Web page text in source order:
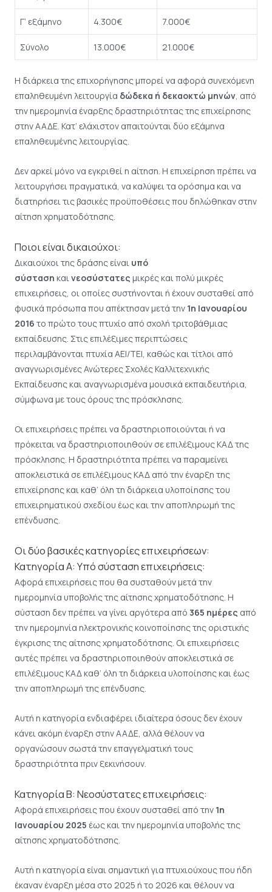
Γ’ εξάμηνο 4.300€ 7.000€
Σύνολο 13.000€ 21.000€
Η διάρκεια της επιχορήγησης μπορεί να αφορά συνεχόμενη
επαληθευμένη λειτουργία δώδεκα ή δεκαοκτώ μηνών, από
την ημερομηνία έναρξης δραστηριότητας της επιχείρησης
στην ΑΑΔΕ. Κατ’ ελάχιστον απαιτούνται δύο εξάμηνα
επαληθευμένης λειτουργίας.
Δεν αρκεί μόνο να εγκριθεί η αίτηση. Η επιχείρηση πρέπει να
λειτουργήσει πραγματικά, να καλύψει τα ορόσημα και να
διατηρήσει τις βασικές προϋποθέσεις που δηλώθηκαν στην
αίτηση χρηματοδότησης.
Ποιοι είναι δικαιούχοι:
Δικαιούχοι της δράσης είναι υπό
σύσταση και νεοσύστατες μικρές και πολύ μικρές
επιχειρήσεις, οι οποίες συστήνονται ή έχουν συσταθεί από
φυσικά πρόσωπα που απέκτησαν μετά την 1η Ιανουαρίου
2016 το πρώτο τους πτυχίο από σχολή τριτοβάθμιας
εκπαίδευσης. Στις επιλέξιμες περιπτώσεις
περιλαμβάνονται πτυχία ΑΕΙ/ΤΕΙ, καθώς και τίτλοι από
αναγνωρισμένες Ανώτερες Σχολές Καλλιτεχνικής
Εκπαίδευσης και αναγνωρισμένα μουσικά εκπαιδευτήρια,
σύμφωνα με τους όρους της πρόσκλησης.
Οι επιχειρήσεις πρέπει να δραστηριοποιούνται ή να
πρόκειται να δραστηριοποιηθούν σε επιλέξιμους ΚΑΔ της
πρόσκλησης. Η δραστηριότητα πρέπει να παραμείνει
αποκλειστικά σε επιλέξιμους ΚΑΔ από την έναρξη της
επιχείρησης και καθ’ όλη τη διάρκεια υλοποίησης του
επιχειρηματικού σχεδίου έως και την αποπληρωμή της
επένδυσης.
Οι δύο βασικές κατηγορίες επιχειρήσεων:
Κατηγορία Α: Υπό σύσταση επιχειρήσεις:
Αφορά επιχειρήσεις που θα συσταθούν μετά την
ημερομηνία υποβολής της αίτησης χρηματοδότησης. Η
σύσταση δεν πρέπει να γίνει αργότερα από 365 ημέρες από
την ημερομηνία ηλεκτρονικής κοινοποίησης της οριστικής
έγκρισης της αίτησης χρηματοδότησης. Οι επιχειρήσεις
αυτές πρέπει να δραστηριοποιηθούν αποκλειστικά σε
επιλέξιμους ΚΑΔ καθ’ όλη τη διάρκεια υλοποίησης και έως
την αποπληρωμή της επένδυσης.
Αυτή η κατηγορία ενδιαφέρει ιδιαίτερα όσους δεν έχουν
κάνει ακόμη έναρξη στην ΑΑΔΕ, αλλά θέλουν να
οργανώσουν σωστά την επαγγελματική τους
δραστηριότητα πριν ξεκινήσουν.
Κατηγορία Β: Νεοσύστατες επιχειρήσεις:
Αφορά επιχειρήσεις που έχουν συσταθεί από την 1η
Ιανουαρίου 2025 έως και την ημερομηνία υποβολής της
αίτησης χρηματοδότησης.
Αυτή η κατηγορία είναι σημαντική για πτυχιούχους που ήδη
έκαναν έναρξη μέσα στο 2025 ή το 2026 και θέλουν να